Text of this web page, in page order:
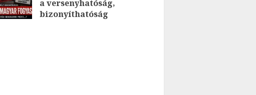
a versenyhatóság,
bizonyíthatóság